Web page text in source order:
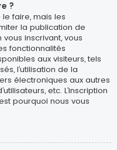
?
le faire, mais les
la publication de
vous inscrivant, vous
fonctionnalités
aux visiteurs, tels
l’utilisation de la
électroniques aux autres
etc. L’inscription
pourquoi nous vous